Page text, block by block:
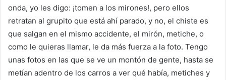
onda, yo les digo: ¡tomen a los mirones!, pero ellos
retratan al grupito que está ahí parado, y no, el chiste es
que salgan en el mismo accidente, el mirón, metiche, o
como le quieras llamar, le da más fuerza a la foto. Tengo
unas fotos en las que se ve un montón de gente, hasta se
metían adentro de los carros a ver qué había, metiches y